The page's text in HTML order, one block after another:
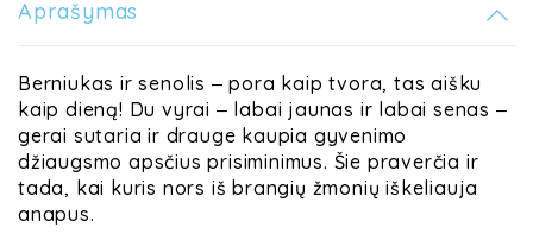
Aprašymas
Berniukas ir senolis ‒ pora kaip tvora, tas aišku
kaip dieną! Du vyrai ‒ labai jaunas ir labai senas ‒
gerai sutaria ir drauge kaupia gyvenimo
džiaugsmo apsčius prisiminimus. Šie praverčia ir
tada, kai kuris nors iš brangių žmonių iškeliauja
anapus.